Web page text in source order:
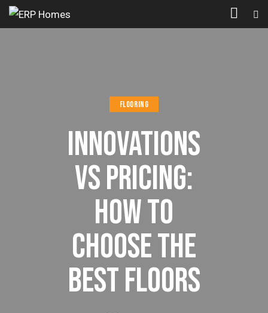
FLOORING
INNOVATIONS
VS PRICING:
HOW TO
CHOOSE THE
BEST FLOORS